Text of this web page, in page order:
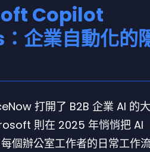
Copilot
企業自動化的
打開了 B2B 企業 AI 的大
則在 2025 年悄悄把 AI
個辦公室工作者的日常工作